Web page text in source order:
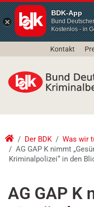
BDK-App
Bund
Kostenlos - in
Kontakt
Der BDK Was wir
AG GAP K nimmt
Kriminalpolizei“ in den
AG GAP K